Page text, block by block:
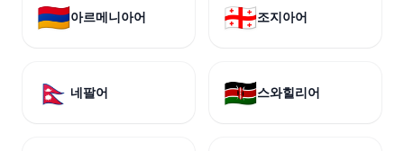
🇦🇲아르메니아어 🇬🇪조지아어
🇳🇵 네팔어 🇰🇪스와힐리어